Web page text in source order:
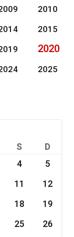
2010
2015
2020
2025
S
D
4
5
11
12
18
19
25
26